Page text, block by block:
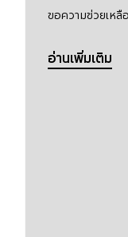
ขอความช่วยเห
อ่านเพิ่มเติม